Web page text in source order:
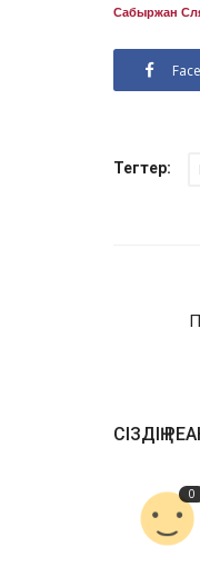
Сабыржан
Тегтер:
СІЗДІҢ
0